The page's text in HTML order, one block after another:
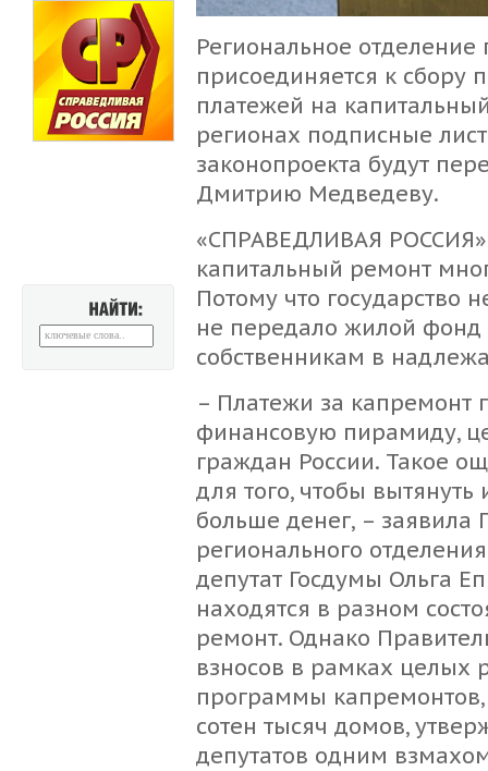
Региональное
присоединяется к сбору
платежей на
регионах подписные
законопроекта будут
Дмитрию Медведеву.
«СПРАВЕДЛИВАЯ РОССИЯ»
капитальный ремонт
Потому что государство
не передало жилой фонд
собственникам в
– Платежи за капремонт
финансовую пирамиду,
граждан России. Такое
для того, чтобы
больше денег, – заявила
регионального
депутат Госдумы Ольга
находятся в разном
ремонт. Однако
взносов в рамках целых
программы
сотен тысяч домов,
депутатов одним